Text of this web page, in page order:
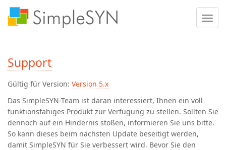
Menü
ein
oder
Support
Gültig für Version: Version 5.x
Das SimpleSYN-Team ist daran interessiert, Ihnen ein voll
funktionsfähiges Produkt zur Verfügung zu stellen. Sollten Sie
dennoch auf ein Hindernis stoßen, informieren Sie uns bitte.
So kann dieses beim nächsten Update beseitigt werden,
damit SimpleSYN für Sie verbessert wird. Bevor Sie den